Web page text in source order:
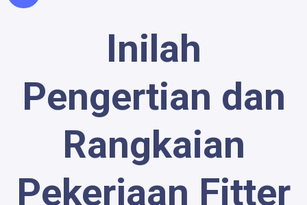
Inilah
Pengertian dan
Rangkaian
Pekerjaan Fitter